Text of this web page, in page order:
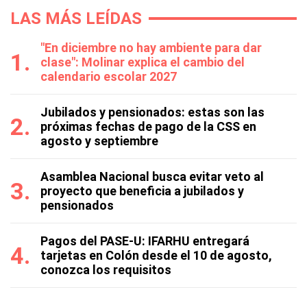
LAS MÁS LEÍDAS
"En diciembre no hay ambiente para dar
clase": Molinar explica el cambio del
calendario escolar 2027
Jubilados y pensionados: estas son las
próximas fechas de pago de la CSS en
agosto y septiembre
Asamblea Nacional busca evitar veto al
proyecto que beneficia a jubilados y
pensionados
Pagos del PASE-U: IFARHU entregará
tarjetas en Colón desde el 10 de agosto,
conozca los requisitos